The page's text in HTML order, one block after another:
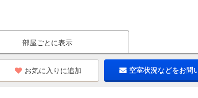
部屋ごとに表示
お気に入りに追加 空室状況などをお問